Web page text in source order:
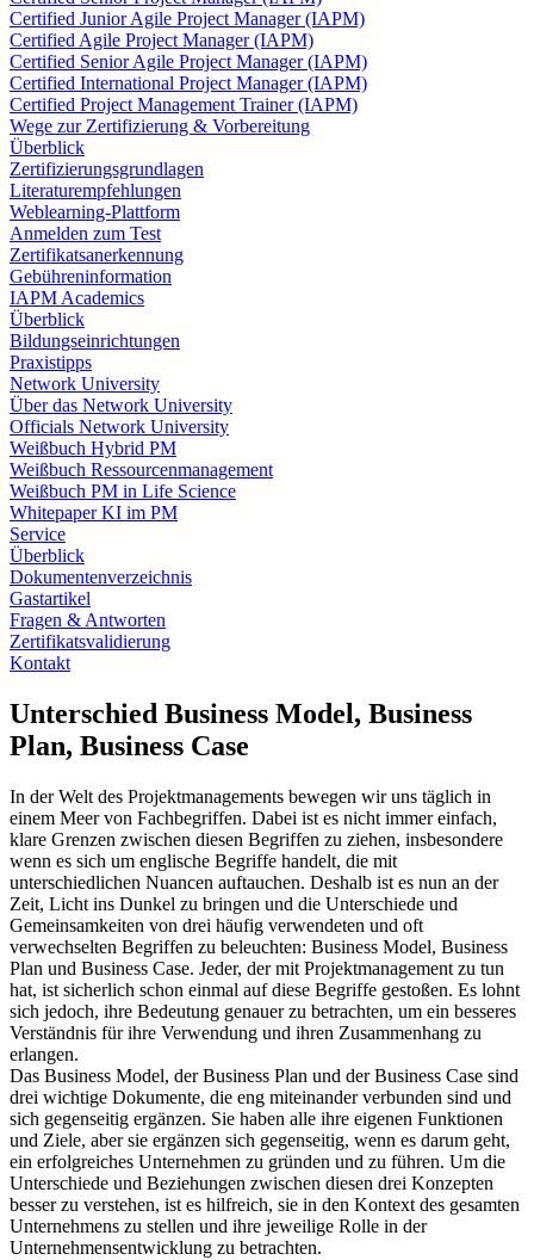
Certified Junior Agile Project Manager (IAPM)
Certified Agile Project Manager (IAPM)
Certified Senior Agile Project Manager (IAPM)
Certified International Project Manager (IAPM)
Certified Project Management Trainer (IAPM)
Wege zur Zertifizierung & Vorbereitung
Überblick
Zertifizierungsgrundlagen
Literaturempfehlungen
Weblearning-Plattform
Anmelden zum Test
Zertifikatsanerkennung
Gebühreninformation
IAPM Academics
Überblick
Bildungseinrichtungen
Praxistipps
Network University
Über das Network University
Officials Network University
Weißbuch Hybrid PM
Weißbuch Ressourcenmanagement
Weißbuch PM in Life Science
Whitepaper KI im PM
Service
Überblick
Dokumentenverzeichnis
Gastartikel
Fragen & Antworten
Zertifikatsvalidierung
Kontakt
Unterschied Business Model, Business
Plan, Business Case
In der Welt des Projektmanagements bewegen wir uns täglich in
einem Meer von Fachbegriffen. Dabei ist es nicht immer einfach,
klare Grenzen zwischen diesen Begriffen zu ziehen, insbesondere
wenn es sich um englische Begriffe handelt, die mit
unterschiedlichen Nuancen auftauchen. Deshalb ist es nun an der
Zeit, Licht ins Dunkel zu bringen und die Unterschiede und
Gemeinsamkeiten von drei häufig verwendeten und oft
verwechselten Begriffen zu beleuchten: Business Model, Business
Plan und Business Case. Jeder, der mit Projektmanagement zu tun
hat, ist sicherlich schon einmal auf diese Begriffe gestoßen. Es lohnt
sich jedoch, ihre Bedeutung genauer zu betrachten, um ein besseres
Verständnis für ihre Verwendung und ihren Zusammenhang zu
erlangen.
Das Business Model, der Business Plan und der Business Case sind
drei wichtige Dokumente, die eng miteinander verbunden sind und
sich gegenseitig ergänzen. Sie haben alle ihre eigenen Funktionen
und Ziele, aber sie ergänzen sich gegenseitig, wenn es darum geht,
ein erfolgreiches Unternehmen zu gründen und zu führen. Um die
Unterschiede und Beziehungen zwischen diesen drei Konzepten
besser zu verstehen, ist es hilfreich, sie in den Kontext des gesamten
Unternehmens zu stellen und ihre jeweilige Rolle in der
Unternehmensentwicklung zu betrachten.